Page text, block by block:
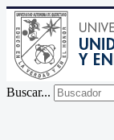
Buscar...